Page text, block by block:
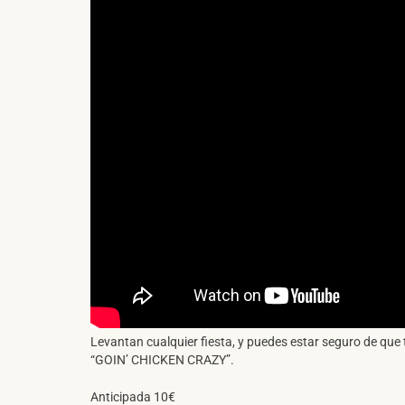
Levantan cualquier fiesta, y puedes estar seguro de
“GOIN’ CHICKEN CRAZY”.
Anticipada 10€